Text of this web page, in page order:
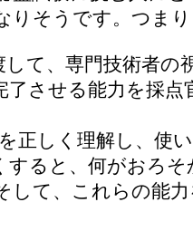
りそうです。つま
して、専門技術者の
了させる能力を採
を正しく理解し、使
すると、何がおろ
して、これらの能